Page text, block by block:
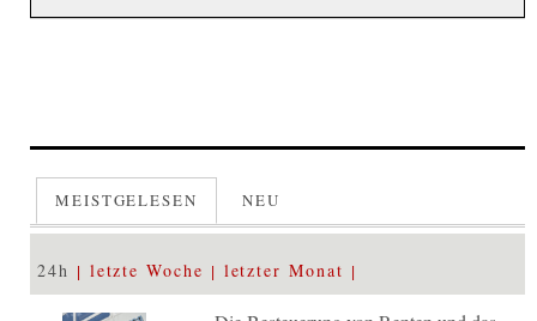
MEISTGELESEN NEU
24h letzte Woche letzter Monat